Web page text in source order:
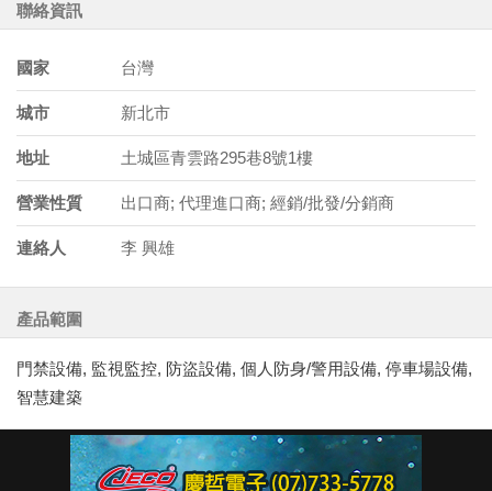
聯絡資訊
國家 台灣
城市 新北市
地址 土城區青雲路295巷8號1樓
營業性質 出口商; 代理進口商; 經銷/批發/分銷商
連絡人 李 興雄
產品範圍
門禁設備, 監視監控, 防盜設備, 個人防身/警用設備, 停車場設備,
智慧建築